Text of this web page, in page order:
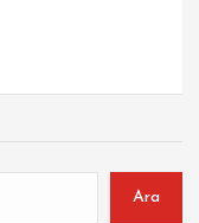
Ara